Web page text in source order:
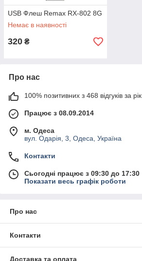
USB Флеш Remax RX-802 8G
Немає в наявності
320 ₴
Про нас
100% позитивних з 468 відгуків за рік
Працює з 08.09.2014
м. Одеса
вул. Одарія, 3, Одеса, Україна
Контакти
Сьогодні працює з 09:30 до 17:30
Показати весь графік роботи
Про нас
Контакти
Доставка та оплата